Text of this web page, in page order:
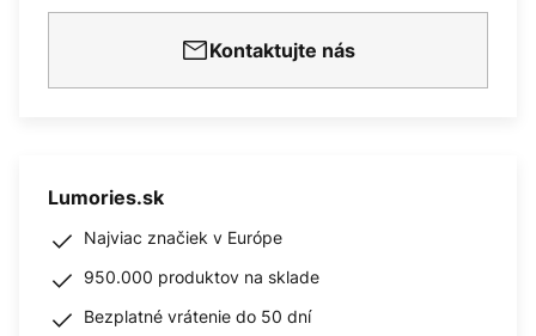
Kontaktujte nás
Lumories.sk
Najviac značiek v Európe
950.000 produktov na sklade
Bezplatné vrátenie do 50 dní